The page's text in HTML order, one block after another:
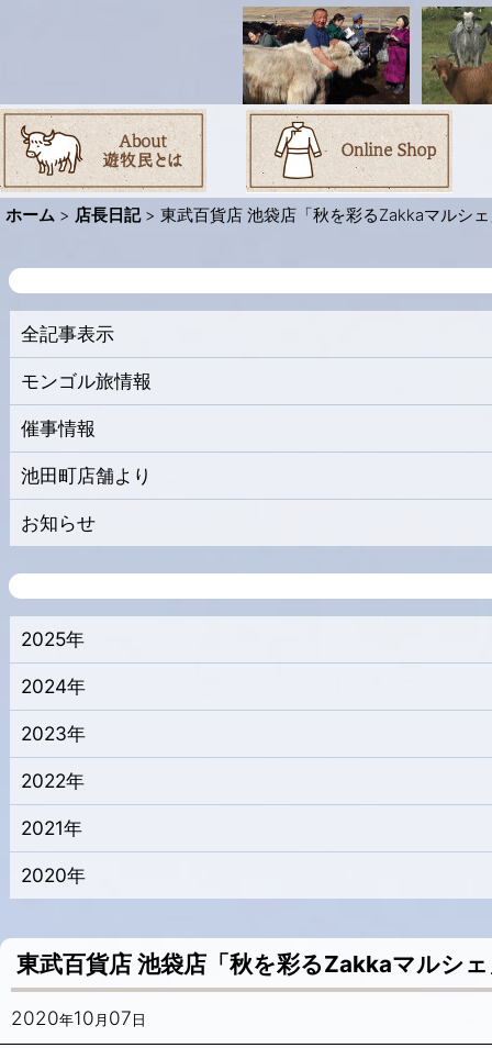
ホーム > 店長日記 > 東武百貨店 池袋店「秋を彩るZakkaマルシ
東武百貨店 池袋店「秋を彩るZakkaマルシ
2020年10月07日
全記事表示
モンゴル旅情報
催事情報
池田町店舗より
お知らせ
2025年
2024年
2023年
2022年
2021年
2020年